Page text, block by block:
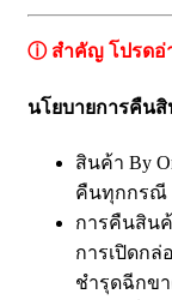
ⓘ สำคัญ โปรดอ่
นโยบายการคืน
สินค้า By
คืนทุกกรณี
การคืนสิน
การเปิดก
ชำรุดฉีกข